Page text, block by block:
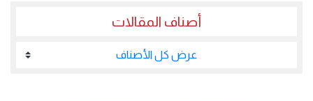
أصناف المقالات
عرض كل الأصناف